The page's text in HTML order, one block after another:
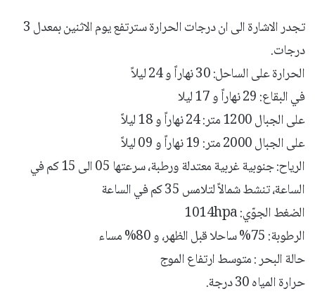
تجدر الاشارة الى ان درجات الحرارة سترتفع يوم الاثنين بمعدل 3
درجات.
الحرارة على الساحل: 30 نهاراً و 24 ليلاً
في البقاع: 29 نهاراً و 17 ليلا
على الجبال 1200 متر: 24 نهاراً و 18 ليلاً
على الجبال 2000 متر: 19 نهاراً و 09 ليلاً
الرياح: جنوبية غربية معتدلة ورطبة، سرعتها 05 الى 15 كم في
الساعة، تنشط شمالاً لتلامس 35 كم في الساعة
الضغط الجوّي: 1014hpa
الرطوبة: 75% ساحلا قبل الظهر، و 80% مساء
حالة البحر : متوسط ارتفاع الموج
حرارة المياه 30 درجة.